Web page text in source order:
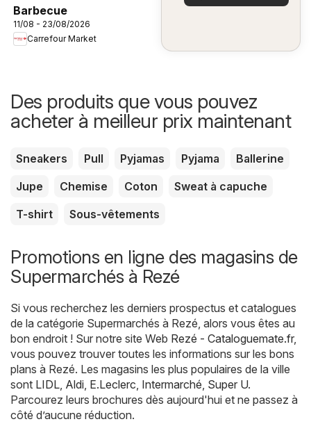
Barbecue
11/08 - 23/08/2026
Carrefour Market
Des produits que vous pouvez
acheter à meilleur prix maintenant
Sneakers Pull Pyjamas Pyjama
Ballerine
Jupe
Chemise Coton
Sweat à capuche
T-shirt
Sous-vêtements
Promotions en ligne des magasins de
Supermarchés à Rezé
Si vous recherchez les derniers prospectus et catalogues
de la catégorie Supermarchés à Rezé, alors vous êtes au
bon endroit ! Sur notre site Web Rezé - Cataloguemate.fr,
vous pouvez trouver toutes les informations sur les bons
plans à Rezé. Les magasins les plus populaires de la ville
sont LIDL Aldi E.Leclerc Intermarché Super U.
Parcourez leurs brochures dès aujourd'hui et ne passez à
côté d’aucune réduction.